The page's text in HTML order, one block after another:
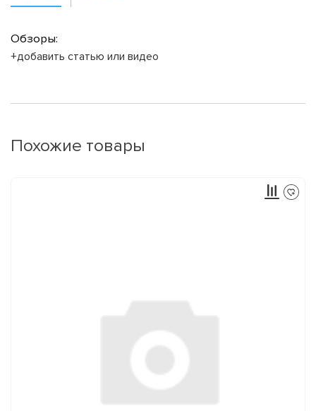
Обзоры:
+добавить статью или видео
Похожие товары